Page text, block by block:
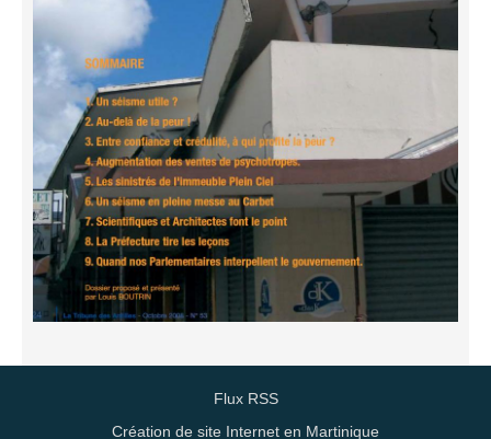
Flux RSS
Création de site Internet en Martinique